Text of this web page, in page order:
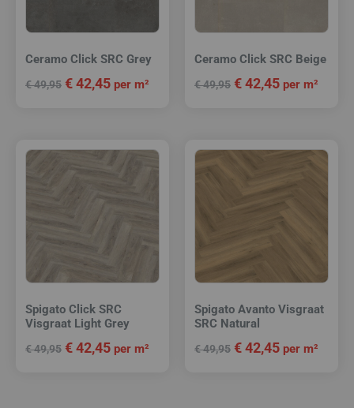
Ceramo Click SRC Grey
€49,95 €42,45 per m²
Ceramo Click SRC Beige
€49,95 €42,45 per m²
Spigato Click SRC
Visgraat Light Grey
€49,95 €42,45 per m²
Spigato Avanto Visgraat
SRC Natural
€49,95 €42,45 per m²